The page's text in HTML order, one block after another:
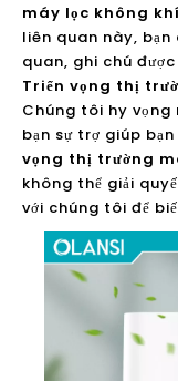
máy lọc không
liên quan này,
quan, ghi chú
Triển vọng thị
Chúng tôi hy vọng
bạn sự trợ giúp
vọng thị trường
không thể giải
với chúng tôi để